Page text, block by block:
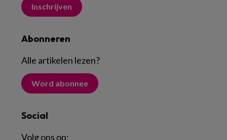
Inschrijven
Abonneren
Alle artikelen lezen?
Word abonnee
Social
Volg ons op: